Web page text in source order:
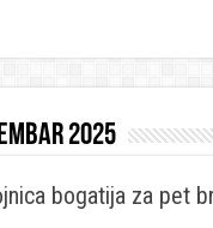
2025
bogatija za pet